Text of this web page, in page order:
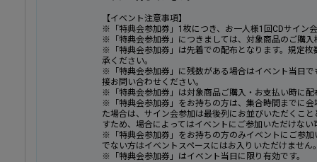
【イベント注意事項】
※「特典会参加券」1枚につき、お一人様1回CDサイン
※「特典会参加券」につきましては、対象商品のご購
※「特典会参加券」は先着での配布となります。規定
承ください。
※「特典会参加券」に残数がある場合はイベント当日
接お問い合わせください。
※「特典会参加券」は対象商品ご購入・お支払い時に配
※「特典会参加券」をお持ちの方は、集合時間までに
た場合は、サイン会参加は最後列にお並びいただくこ
すため、場合によってはイベントにご参加いただけない
※「特典会参加券」をお持ちの⽅のみイベントにご参
でない方はイベントスペースにはお入りいただけません
※「特典会参加券」はイベント当⽇に限り有効です。